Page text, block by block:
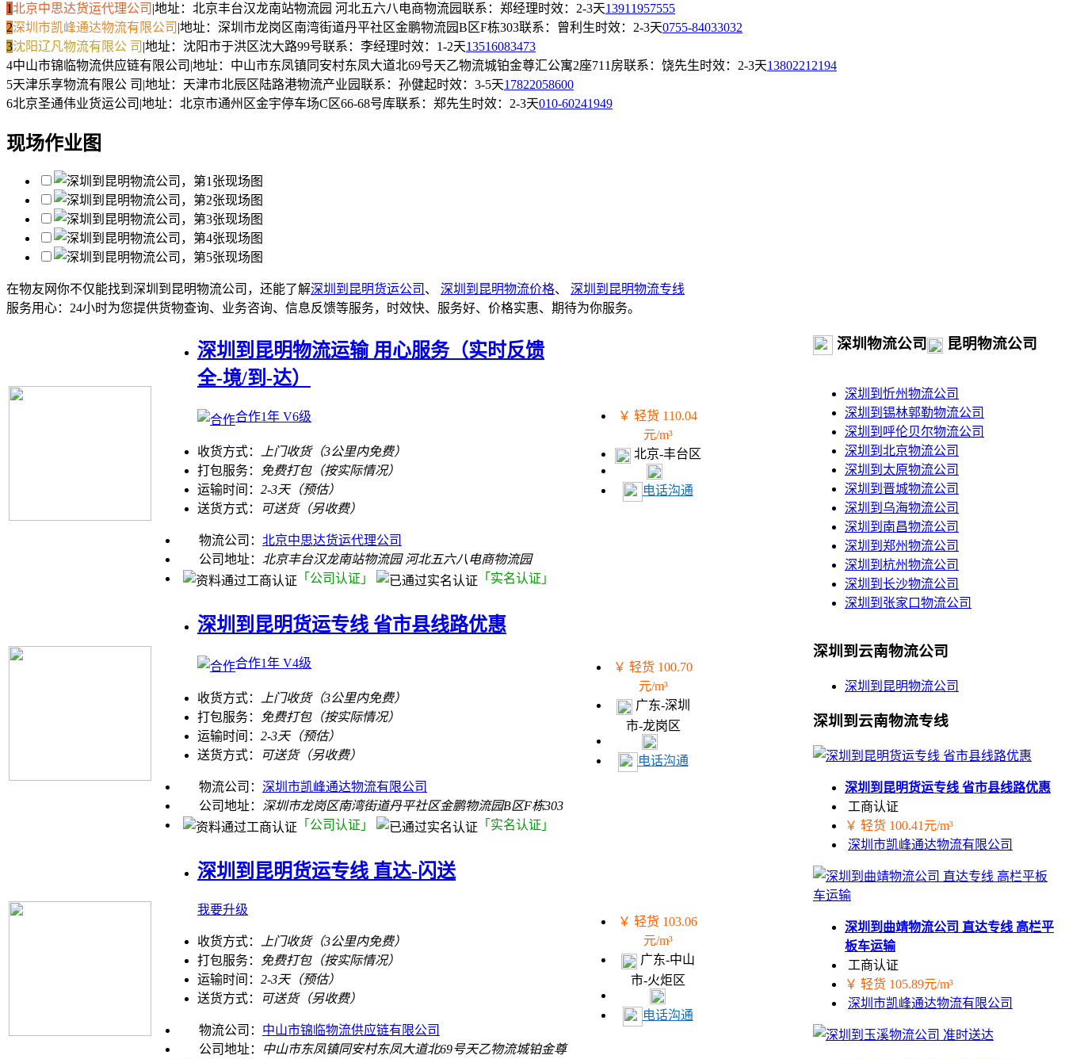
1北京中思达货运代理公司 |地址：北京丰台汉龙南站物流园 河北五六八电商物流园联系：郑经理时效：2-3天13911957555
2深圳市凯峰通达物流有限公司 |地址：深圳市龙岗区南湾街道丹平社区金鹏物流园B区F栋303联系：曾利生时效：2-3天0755-84033032
3沈阳辽凡物流有限公 司 |地址：沈阳市于洪区沈大路99号联系：李经理时效：1-2天13516083473
4中山市锦临物流供应链有限公司 |地址：中山市东凤镇同安村东凤大道北69号天乙物流城铂金尊汇公寓2座711房联系：饶先生时效：2-3天13802212194
5天津乐享物流有限公 司 |地址：天津市北辰区陆路港物流产业园联系：孙健起时效：3-5天17822058600
6北京圣通伟业货运公司 |地址：北京市通州区金宇停车场C区66-68号库联系：郑先生时效：2-3天010-60241949
现场作业图
在物友网你不仅能找到深圳到昆明物流公司，还能了解深圳到昆明货运公司 、 深圳到昆明物流价格、 深圳到昆明物流专线
服务用心： 24小时为您提供货物查询、业务咨询、信息反馈等服务，时效快、服务好、价格实惠、期待为你服务。
深圳到昆明物流运输 用心服务（实时反馈
全-境/到-达）
合作1年 V6级
收货方式：
上门收货（3公里内免费）
打包服务：
免费打包（按实际情况）
运输时间： 2-3天（预估）
送货方式：
可送货（另收费）
物流公司： 北京中思达货运代理公司
公司地址： 北京丰台汉龙南站物流园 河北五六八电商物流园
「公司认证」
「实名认证」
￥ 轻货 110.04
元/m³
北京-丰台区
电话沟通
深圳到昆明货运专线 省市县线路优惠
合作1年 V4级
收货方式：
上门收货（3公里内免费）
打包服务：
免费打包（按实际情况）
运输时间： 2-3天（预估）
送货方式：
可送货（另收费）
物流公司： 深圳市凯峰通达物流有限公司
公司地址：
深圳市龙岗区南湾街道丹平社区金鹏物流园B区F栋303
「公司认证」
「实名认证」
￥ 轻货 100.70
元/m³
广东-深圳
市-龙岗区
电话沟通
深圳到昆明货运专线 直达-闪送
我要升级
收货方式：
上门收货（3公里内免费）
打包服务：
免费打包（按实际情况）
运输时间： 2-3天（预估）
送货方式：
可送货（另收费）
物流公司： 中山市锦临物流供应链有限公司
公司地址：
中山市东凤镇同安村东凤大道北69号天乙物流城铂金尊
￥ 轻货 103.06
元/m³
广东-中山
市-火炬区
电话沟通
深圳物流公司
深圳到忻州物流公司
深圳到锡林郭勒物流公司
深圳到呼伦贝尔物流公司
深圳到北京物流公司
深圳到太原物流公司
深圳到晋城物流公司
深圳到乌海物流公司
深圳到南昌物流公司
深圳到郑州物流公司
深圳到杭州物流公司
深圳到长沙物流公司
深圳到张家口物流公司
昆明物流公司
深圳到云南物流公司
深圳到昆明物流公司
深圳到云南物流专线
深圳到昆明货运专线 省市县线路优惠
工商认证
￥ 轻货 100.41元/m³
深圳市凯峰通达物流有限公司
深圳到曲靖物流公司 直达专线 高栏平
板车运输
工商认证
￥ 轻货 105.89元/m³
深圳市凯峰通达物流有限公司